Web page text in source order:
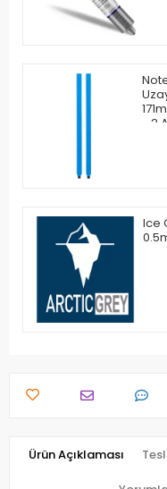
- 2
Ice
Ürün Açıklaması